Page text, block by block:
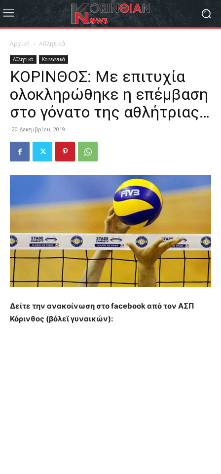
Αρχική Αθλητικά
Αθλητικά Κοινωνικά
ΚΟΡΙΝΘΟΣ: Με επιτυχία
ολοκληρώθηκε η επέμβαση
στο γόνατο της αθλήτριας…
20 Δεκεμβρίου, 2019
Δείτε την ανακοίνωση στο facebook από τον ΑΣΠ
Κόρινθος (βόλεϊ γυναικών):